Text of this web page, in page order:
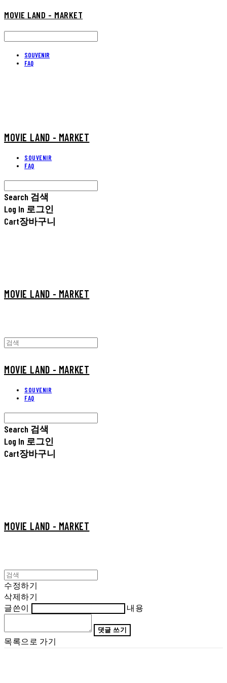
MOVIE LAND - MARKET
SOUVENIR
FAQ
MOVIE LAND - MARKET
SOUVENIR
FAQ
Search 검색
Log In 로그인
Cart장바구니
MOVIE LAND - MARKET
MOVIE LAND - MARKET
SOUVENIR
FAQ
Search 검색
Log In 로그인
Cart장바구니
MOVIE LAND - MARKET
수정하기
삭제하기
글쓴이
내용
댓글 쓰기
목록으로 가기